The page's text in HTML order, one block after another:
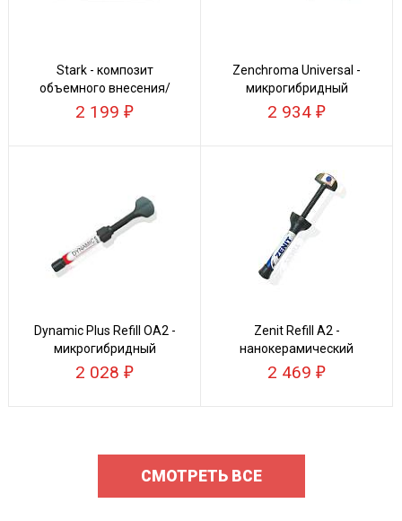
Stark - композит
объемного внесения/
Bulk Fill
2 199
Zenchroma Universal -
микрогибридный
универсальный
2 934
Dynamic Plus Refill ОА2 -
микрогибридный
композит
2 028
Zenit Refill А2 -
нанокерамический
композит
2 469
СМОТРЕТЬ ВСЕ